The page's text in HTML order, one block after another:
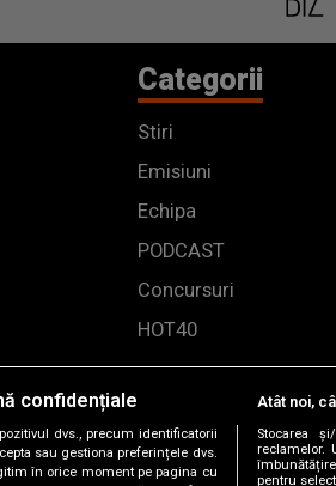
Categorii
Stiri
Emisiuni
Echipa
PODCAST
Concursuri
HOT40
confidențiale
dvs., precum identificatorii
sau gestiona preferințele dvs.
în orice moment pe pagina cu
Atât noi,
Stocarea
reclamelor.
pentru